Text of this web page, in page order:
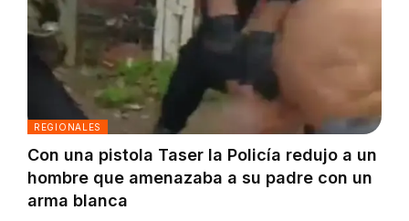
REGIONALES
Con una pistola Taser la Policía redujo a un
hombre que amenazaba a su padre con un
arma blanca